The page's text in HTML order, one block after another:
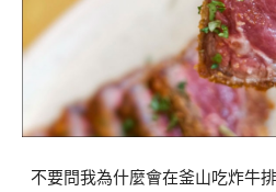
不要問我為什麼會在釜山吃炸牛